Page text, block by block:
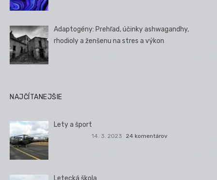
Adaptogény: Prehľad, účinky ashwagandhy,
rhodioly a ženšenu na stres a výkon
NAJČÍTANEJŠIE
Lety a šport
14. 3. 2023 24 komentárov